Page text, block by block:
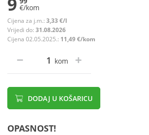
€/kom
Cijena za j.m.: 3,33 €/l
Vrijedi do: 31.08.2026
Cijena 02.05.2025.: 11,49 €/kom
kom
DODAJ U KOŠARICU
OPASNOST!